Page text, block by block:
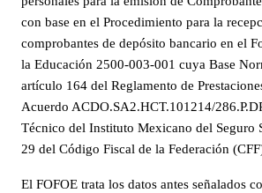
con base en el Procedimiento para la
comprobantes de depósito bancario en el
la Educación 2500-003-001 cuya Base
artículo 164 del Reglamento de
Acuerdo ACDO.SA2.HCT.101214/
Técnico del Instituto Mexicano del Seguro
29 del Código Fiscal de la Federación
El FOFOE trata los datos antes señalados